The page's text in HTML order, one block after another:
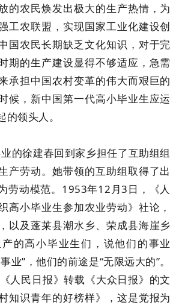
的农民焕发出极大的生产热情，为
工农联盟，实现国家工业化建设创
国农民长期缺乏文化知识，对于完
期的生产建设显得不够适应，急需
承担中国农村变革的伟大而艰巨的
候，新中国第一代高小毕业生应运
领头人。
的徐建春回到家乡担任了互助组组
产劳动。她带领的互助组取得了出
劳动模范。1953年12月3日，《人
高小毕业生参加农业劳动》社论，
以及蓬莱县潮水乡、荣成县海崖乡
的高小毕业生们，说他们的事业
业”，他们的前途是“无限远大的”。
人民日报》转载《大众日报》的文
识青年的好榜样》，这是党报为